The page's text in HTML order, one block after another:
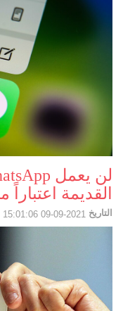
القديمة اعتباراً
التاريخ